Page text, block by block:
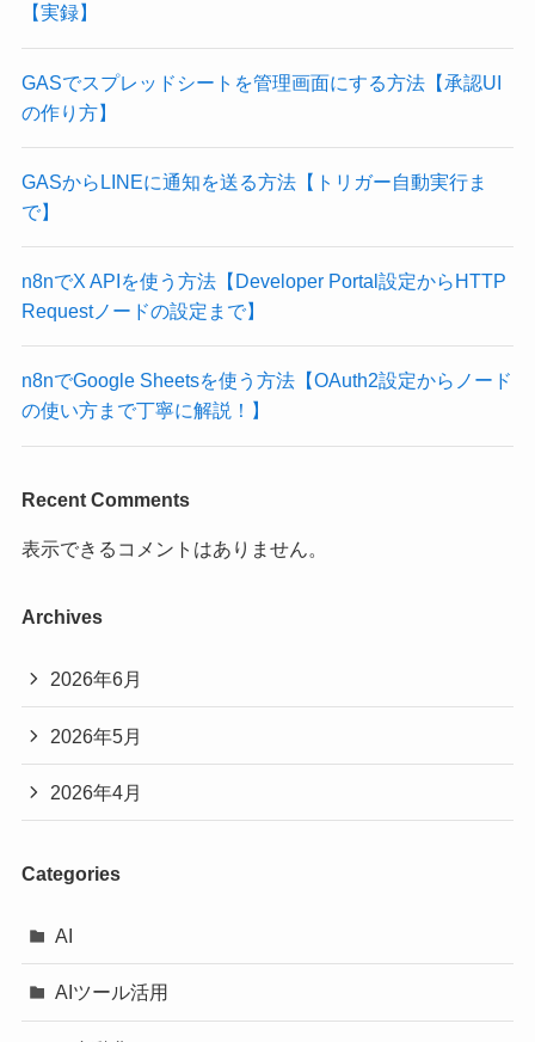
【実録】
GASでスプレッドシートを管理画面にする方法【承認UI
の作り方】
GASからLINEに通知を送る方法【トリガー自動実行ま
で】
n8nでX APIを使う方法【Developer Portal設定からHTTP
Requestノードの設定まで】
n8nでGoogle Sheetsを使う方法【OAuth2設定からノード
の使い方まで丁寧に解説！】
Recent Comments
表示できるコメントはありません。
Archives
2026年6月
2026年5月
2026年4月
Categories
AI
AIツール活用